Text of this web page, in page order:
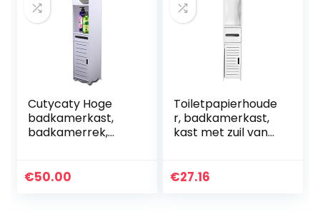
Cutycaty Hoge
badkamerkast,
badkamerrek,
met 1 lade voor
€50.00
Toiletpapierhoude
r, badkamerkast,
kast met zuil van
badkamer en
€27.16